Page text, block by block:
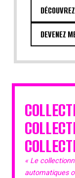
DEVENEZ
« Le
automatiques